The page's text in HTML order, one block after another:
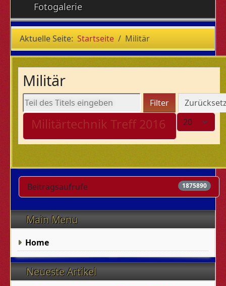
Fotogalerie
Aktuelle Seite: Startseite Militär
Main Menu
Home
Neueste Artikel
Militär
Teil des Titels eingeben Filter
Anzeige #
Militärtechnik Treff 2016
Beitragsaufrufe 1875890